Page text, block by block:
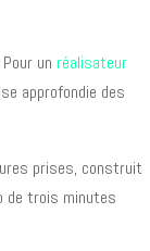
un réalisateur
approfondie des
prises, construit
de trois minutes